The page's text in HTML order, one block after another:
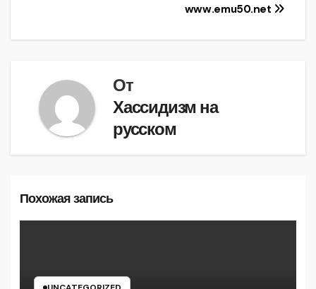
www.emu50.net
От
Хассидизм на
русском
Похожая запись